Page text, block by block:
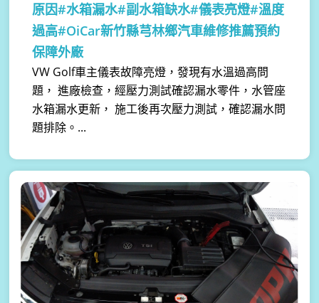
原因#水箱漏水#副水箱缺水#儀表亮燈#溫度
過高#OiCar新竹縣芎林鄉汽車維修推薦預約
保障外廠
VW Golf車主儀表故障亮燈，發現有水溫過高問
題， 進廠檢查，經壓力測試確認漏水零件，水管座
水箱漏水更新， 施工後再次壓力測試，確認漏水問
題排除。...